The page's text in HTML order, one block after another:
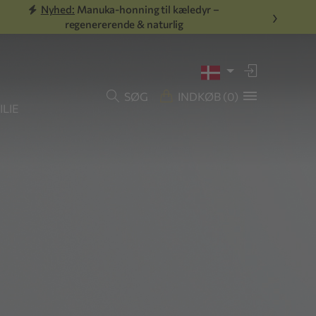
Nyhed: Manuka-honning til kæledyr –
regenererende & naturlig
›
SØG INDKØB (0)